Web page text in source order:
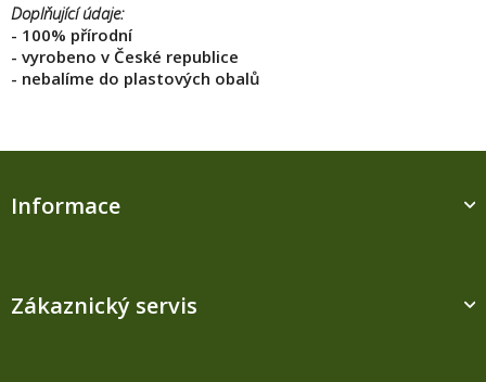
Doplňující údaje:
- 100% přírodní
- vyrobeno v České republice
- nebalíme do plastových obalů
Informace
Zákaznický servis